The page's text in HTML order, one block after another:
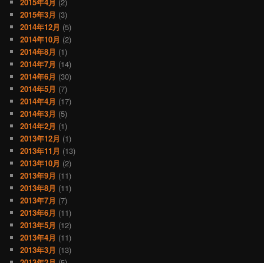
2015年3月 (3)
2014年12月 (5)
2014年10月 (2)
2014年8月 (1)
2014年7月 (14)
2014年6月 (30)
2014年5月 (7)
2014年4月 (17)
2014年3月 (5)
2014年2月 (1)
2013年12月 (1)
2013年11月 (13)
2013年10月 (2)
2013年9月 (11)
2013年8月 (11)
2013年7月 (7)
2013年6月 (11)
2013年5月 (12)
2013年4月 (11)
2013年3月 (13)